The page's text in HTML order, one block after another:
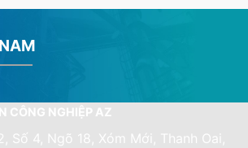
CÔNG NGHIỆP AZ
Số 4, Ngõ 18, Xóm Mới, Thanh Oai,